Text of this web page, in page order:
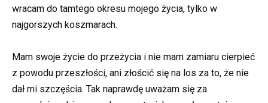
wracam do tamtego okresu mojego życia, tylko w
najgorszych koszmarach.
Mam swoje życie do przeżycia i nie mam zamiaru cierpieć
z powodu przeszłości, ani złościć się na los za to, że nie
dał mi szczęścia. Tak naprawdę uważam się za